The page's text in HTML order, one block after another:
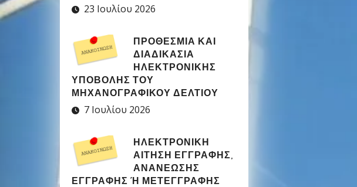
23 Ιουλίου 2026
ΠΡΟΘΕΣΜΊΑ ΚΑΙ
ΔΙΑΔΙΚΑΣΊΑ
ΗΛΕΚΤΡΟΝΙΚΉΣ
ΥΠΟΒΟΛΉΣ ΤΟΥ
ΜΗΧΑΝΟΓΡΑΦΙΚΟΎ ΔΕΛΤΊΟΥ
7 Ιουλίου 2026
ΗΛΕΚΤΡΟΝΙΚΉ
ΑΊΤΗΣΗ ΕΓΓΡΑΦΉΣ,
ΑΝΑΝΈΩΣΗΣ
ΕΓΓΡΑΦΉΣ Ή ΜΕΤΕΓΓΡΑΦΉΣ Μ